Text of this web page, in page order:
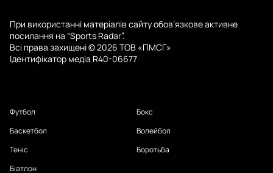
При використанні матеріалів сайту обов’язкове активне
посилання на “Sports Radar”.
Всі права захищені © 2026 ТОВ «ПМСГ»
Ідентифікатор медіа R40-06677
Футбол
Баскетбол
Теніс
Біатлон
Бокс
Волейбол
Боротьба